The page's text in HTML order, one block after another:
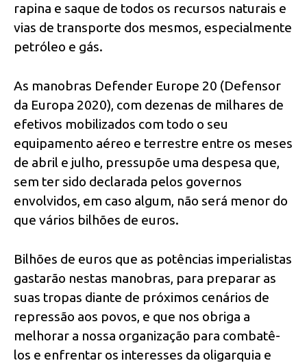
rapina e saque de todos os recursos naturais e
vias de transporte dos mesmos, especialmente
petróleo e gás.
As manobras Defender Europe 20 (Defensor
da Europa 2020), com dezenas de milhares de
efetivos mobilizados com todo o seu
equipamento aéreo e terrestre entre os meses
de abril e julho, pressupõe uma despesa que,
sem ter sido declarada pelos governos
envolvidos, em caso algum, não será menor do
que vários bilhões de euros.
Bilhões de euros que as potências imperialistas
gastarão nestas manobras, para preparar as
suas tropas diante de próximos cenários de
repressão aos povos, e que nos obriga a
melhorar a nossa organização para combatê-
los e enfrentar os interesses da oligarquia e